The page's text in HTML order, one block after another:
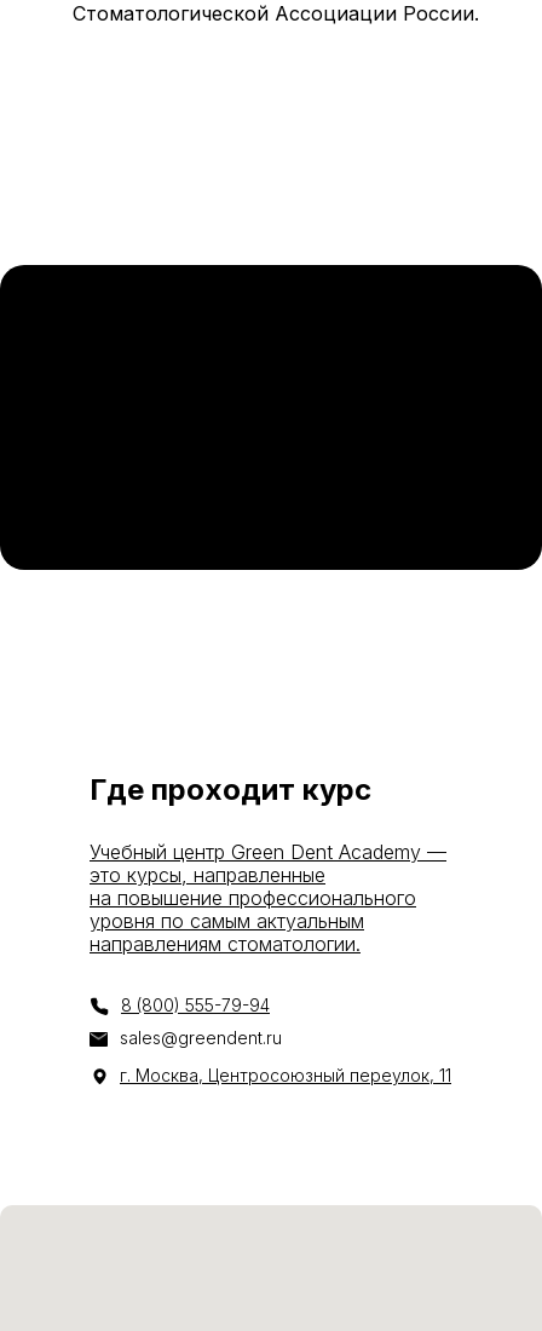
Стоматологической Ассоциации России.
Где проходит курс
Учебный центр Green Dent Academy —
это курсы, направленные
на повышение профессионального
уровня по самым актуальным
направлениям стоматологии.
г. Москва, Центросоюзный переулок, 11
sales@greendent.ru
8 (800) 555-79-94